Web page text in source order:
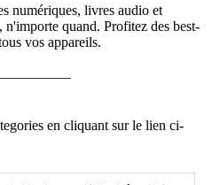
numériques, livres audio et
quand. Profitez des best-
vos appareils.
en cliquant sur le lien ci-